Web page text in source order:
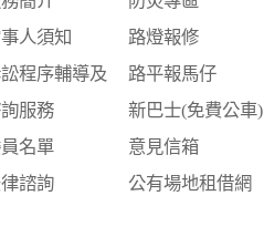
人須知
程序輔導及
服務
名單
諮詢
路燈報修
路平報馬仔
新巴士(免費公車)
意見信箱
公有場地租借網